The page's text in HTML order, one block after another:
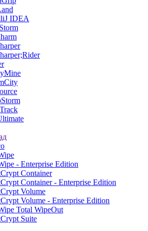
IDEA
- Enterprise Edition
Container
Container - Enterprise Edition
Volume
Volume - Enterprise Edition
Total WipeOut
Suite